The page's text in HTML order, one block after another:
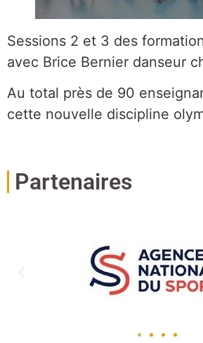
Sessions 2 et 3 des
avec Brice Bernier danseur
Au total près de 90
cette nouvelle discipline
Partenaires